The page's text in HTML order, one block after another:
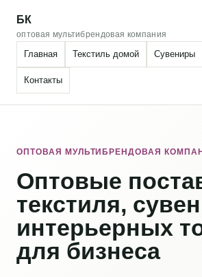
БК
оптовая мультибрендовая компания
Главная Текстиль домой Сувениры
Контакты
ОПТОВАЯ МУЛЬТИБРЕНДОВАЯ
Оптовые
текстиля,
интерьерных
для бизнеса